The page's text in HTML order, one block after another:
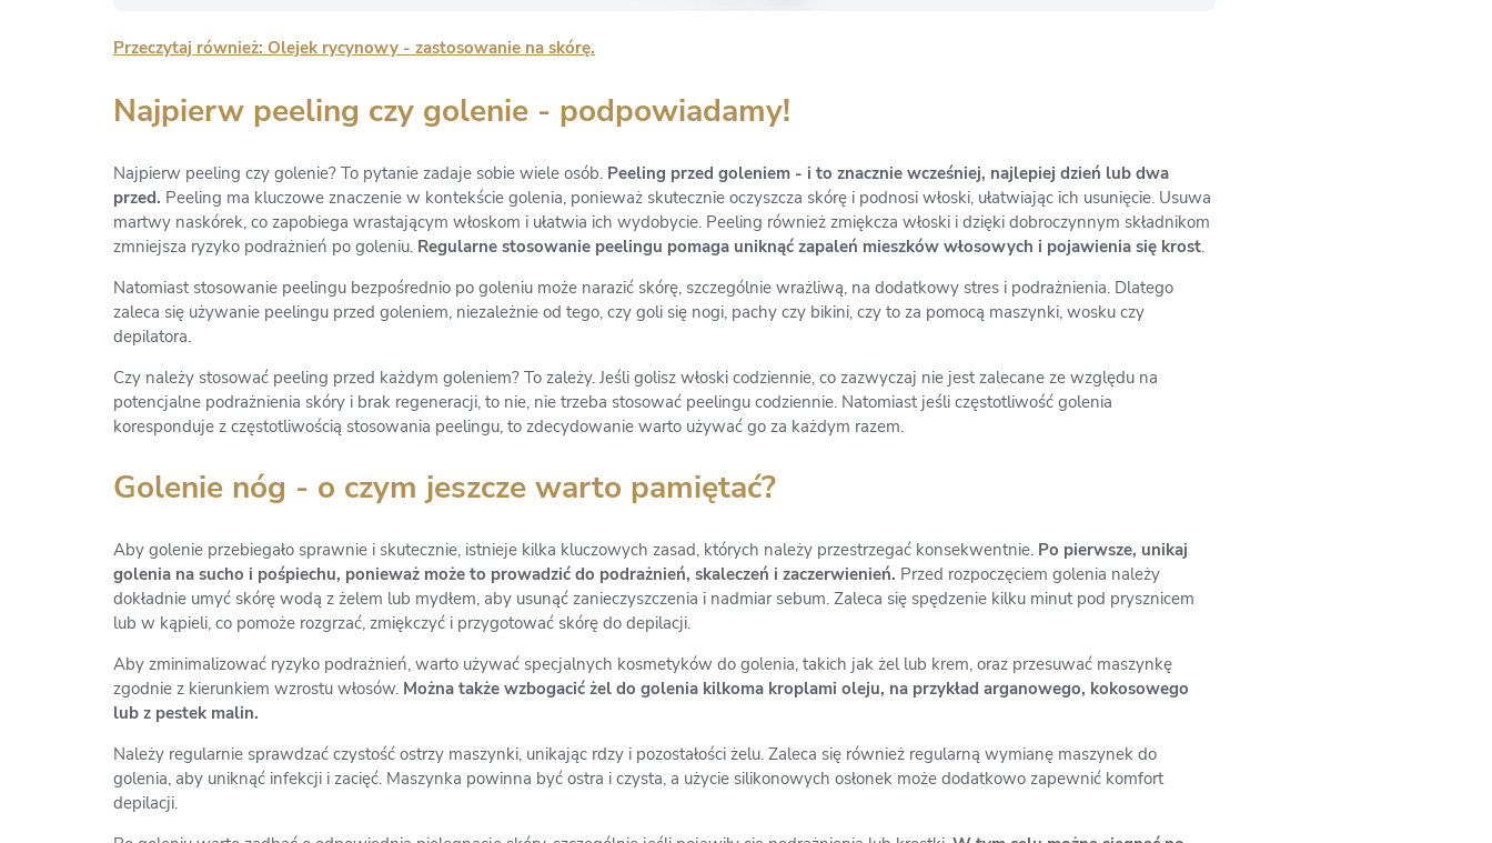
Przeczytaj również: Olejek rycynowy - zastosowanie na skórę.
Najpierw peeling czy golenie - podpowiadamy!
Najpierw peeling czy golenie? To pytanie zadaje sobie wiele osób. Peeling przed goleniem - i to znacznie wcześniej, najlepiej dzień lub dwa
przed. Peeling ma kluczowe znaczenie w kontekście golenia, ponieważ skutecznie oczyszcza skórę i podnosi włoski, ułatwiając ich usunięcie. Usuwa
martwy naskórek, co zapobiega wrastającym włoskom i ułatwia ich wydobycie. Peeling również zmiękcza włoski i dzięki dobroczynnym składnikom
zmniejsza ryzyko podrażnień po goleniu. Regularne stosowanie peelingu pomaga uniknąć zapaleń mieszków włosowych i pojawienia się krost.
Natomiast stosowanie peelingu bezpośrednio po goleniu może narazić skórę, szczególnie wrażliwą, na dodatkowy stres i podrażnienia. Dlatego
zaleca się używanie peelingu przed goleniem, niezależnie od tego, czy goli się nogi, pachy czy bikini, czy to za pomocą maszynki, wosku czy
depilatora.
Czy należy stosować peeling przed każdym goleniem? To zależy. Jeśli golisz włoski codziennie, co zazwyczaj nie jest zalecane ze względu na
potencjalne podrażnienia skóry i brak regeneracji, to nie, nie trzeba stosować peelingu codziennie. Natomiast jeśli częstotliwość golenia
koresponduje z częstotliwością stosowania peelingu, to zdecydowanie warto używać go za każdym razem.
Golenie nóg - o czym jeszcze warto pamiętać?
Aby golenie przebiegało sprawnie i skutecznie, istnieje kilka kluczowych zasad, których należy przestrzegać konsekwentnie. Po pierwsze, unikaj
golenia na sucho i pośpiechu, ponieważ może to prowadzić do podrażnień, skaleczeń i zaczerwienień. Przed rozpoczęciem golenia należy
dokładnie umyć skórę wodą z żelem lub mydłem, aby usunąć zanieczyszczenia i nadmiar sebum. Zaleca się spędzenie kilku minut pod prysznicem
lub w kąpieli, co pomoże rozgrzać, zmiękczyć i przygotować skórę do depilacji.
Aby zminimalizować ryzyko podrażnień, warto używać specjalnych kosmetyków do golenia, takich jak żel lub krem, oraz przesuwać maszynkę
zgodnie z kierunkiem wzrostu włosów. Można także wzbogacić żel do golenia kilkoma kroplami oleju, na przykład arganowego, kokosowego
lub z pestek malin.
Należy regularnie sprawdzać czystość ostrzy maszynki, unikając rdzy i pozostałości żelu. Zaleca się również regularną wymianę maszynek do
golenia, aby uniknąć infekcji i zacięć. Maszynka powinna być ostra i czysta, a użycie silikonowych osłonek może dodatkowo zapewnić komfort
depilacji.